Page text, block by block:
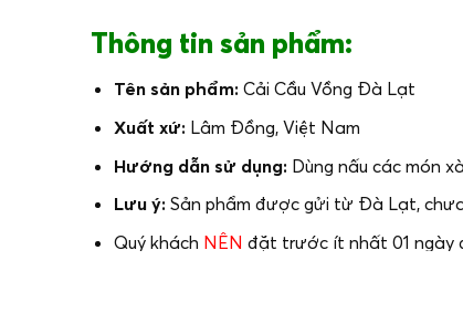
Thông tin sản phẩm:
Tên sản phẩm: Cải Cầu Vồng Đà Lạt
Xuất xứ: Lâm Đồng, Việt Nam
Hướng dẫn sử dụng: Dùng nấu các món
Lưu ý: Sản phẩm được gửi từ Đà Lạt, chưa
Quý khách NÊN đặt trước ít nhất 01 ngày